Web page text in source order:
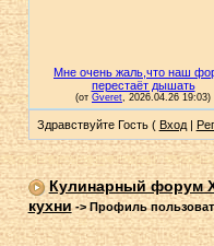
Здравствуйте Гость ( Вход|
Кулинарный форум
кухни->Профиль